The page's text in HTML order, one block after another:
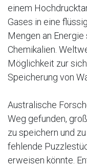
einem
Gases in eine
Mengen an
Chemikalien.
Möglichkeit zur
Speicherung von
Australische
Weg gefunden,
zu speichern und
fehlende
erweisen könnte.